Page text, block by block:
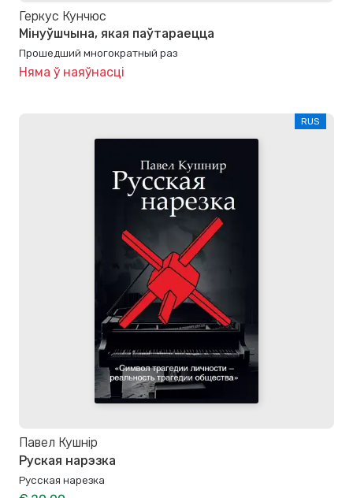
Геркус Кунчюс
Мінуўшчына, якая паўтараецца
Прошедший многократный раз
Няма ў наяўнасці
RUS
Павел Кушнір
Руская нарэзка
Русская нарезка